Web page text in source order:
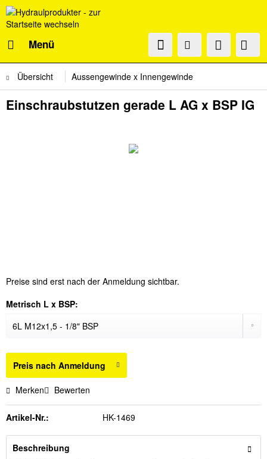
Menü
Übersicht Aussengewinde x Innengewinde
Einschraubstutzen gerade L AG x BSP IG
Preise sind erst nach der Anmeldung sichtbar.
Metrisch L x BSP:
Preis nach Anmeldung
Merken Bewerten
Artikel-Nr.: HK-1469
Beschreibung